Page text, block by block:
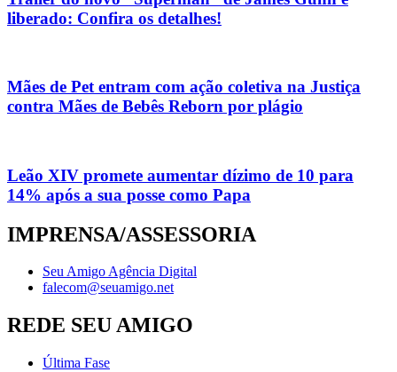
liberado: Confira os detalhes!
Mães de Pet entram com ação coletiva na Justiça
contra Mães de Bebês Reborn por plágio
Leão XIV promete aumentar dízimo de 10 para
14% após a sua posse como Papa
IMPRENSA/ASSESSORIA
Seu Amigo Agência Digital
falecom@seuamigo.net
REDE SEU AMIGO
Última Fase